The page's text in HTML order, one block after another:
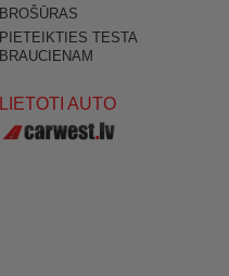
BROŠŪRAS
PIETEIKTIES TESTA
BRAUCIENAM
LIETOTI AUTO